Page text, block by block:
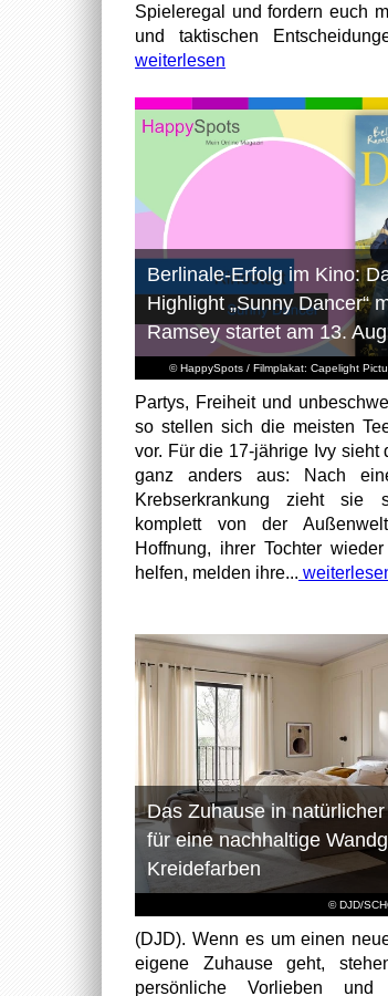
Spieleregal und fordern euch
und taktischen
weiterlesen
© HappySpots / Filmplakat: Capelight
Berlinale-Erfolg im Kino:
Highlight „Sunny Dancer“
Ramsey startet am 13.
Partys, Freiheit und
so stellen sich die meisten
vor. Für die 17-jährige Ivy sieht
ganz anders aus: Nach
Krebserkrankung zieht sie
komplett von der
Hoffnung, ihrer Tochter
helfen, melden ihre...
© DJD/
Das Zuhause in
für eine nachhaltige
Kreidefarben
(DJD). Wenn es um einen
eigene Zuhause geht,
persönliche Vorlieben